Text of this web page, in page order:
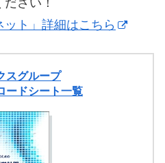
ット」詳細はこちら
スグループ
ードシート一覧